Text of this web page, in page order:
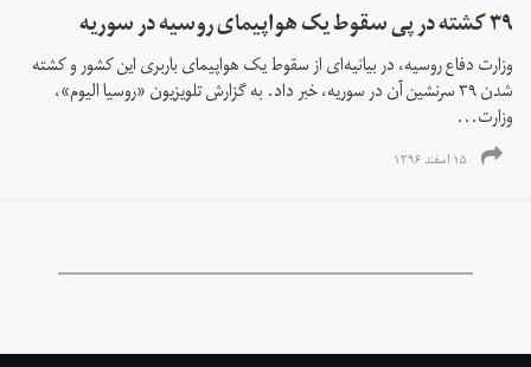
۳۹ کشته در پی سقوط یک هواپیمای روسیه در سوریه
وزارت دفاع روسیه، در بیانیه‌ای از سقوط یک هواپیمای باربری این کشور و کشته
شدن ۳۹ سرنشین آن در سوریه، خبر داد. به گزارش تلویزیون «روسیا الیوم»،
وزارت...
۱۵ اسفند ۱۳۹۶